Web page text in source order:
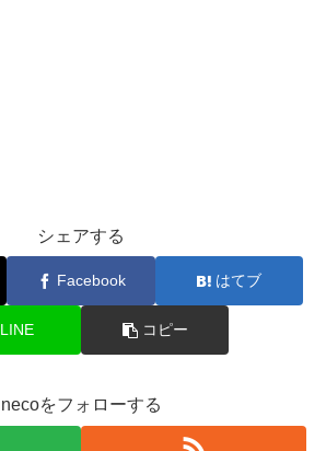
シェアする
Facebook はてブ
LINE コピー
necoをフォローする